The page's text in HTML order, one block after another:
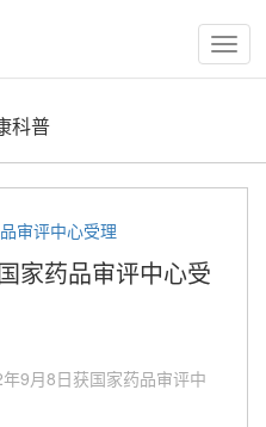
按
钮
科普
家药品审评中心受
9月8日获国家药品审评中